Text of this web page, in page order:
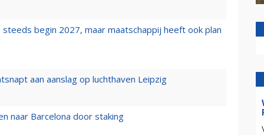
begin 2027, maar maatschappij heeft ook plan
aan aanslag op luchthaven Leipzig
naar Barcelona door staking